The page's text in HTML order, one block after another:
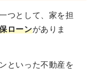
つとして、家を担
ローンがありま
といった不動産を